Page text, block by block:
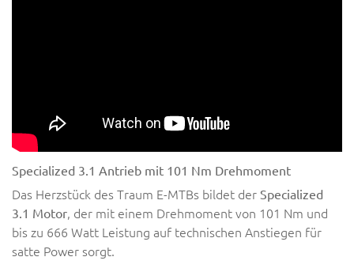
Specialized 3.1 Antrieb mit 101 Nm Drehmoment
Das Herzstück des Traum E-MTBs bildet der Specialized
3.1 Motor, der mit einem Drehmoment von 101 Nm und
bis zu 666 Watt Leistung auf technischen Anstiegen für
satte Power sorgt.